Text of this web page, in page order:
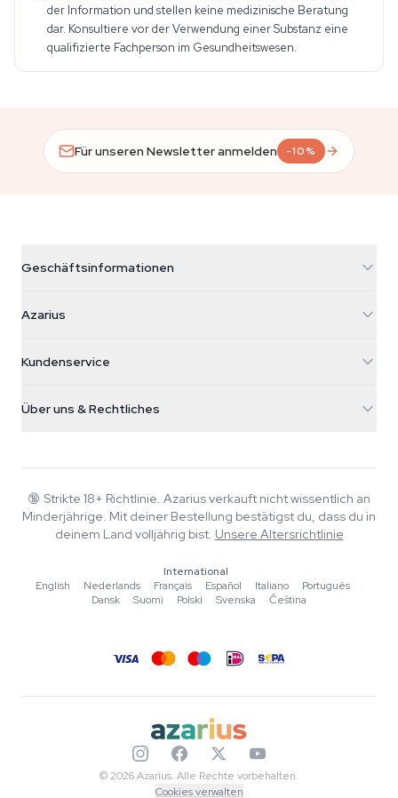
der Information und stellen keine medizinische Beratung
dar. Konsultiere vor der Verwendung einer Substanz eine
qualifizierte Fachperson im Gesundheitswesen.
Für unseren Newsletter anmelden -10%
Geschäftsinformationen
Galvaniweg 11
Nederland
+31(0)204897914
Azarius
Smokeshop
Kundenservice
FAQ
Datenschutzrichtlinie
Über uns & Rechtliches
Wiki
Blog
Musik
Redaktionelle Standards
Tools & Rechner
🔞 Strikte 18+ Richtlinie. Azarius verkauft nicht wissentlich an
Minderjährige. Mit deiner Bestellung bestätigst du, dass du in
deinem Land volljährig bist. Unsere Altersrichtlinie
International
English
·Nederlands ·Français ·Español ·Italiano ·Português
·
Dansk
·Suomi ·Polski ·Svenska ·Čeština
© 2026 Azarius. Alle Rechte vorbehalten.
Cookies verwalten